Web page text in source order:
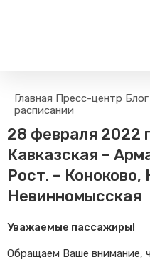
Пассажирам
Правила проезда
Часто задаваемые
Тарифы и льготы
Способы оплаты проезда
Режим работы билетных
Абонементные билеты
Мобильные приложения
Единый номер вызова
112
Главная Пресс-центр
расписании
28 февраля 2022
Кавказская –
Рост. – Коноково,
Невинномысская
Уважаемые пассажиры!
Обращаем Ваше внимание,